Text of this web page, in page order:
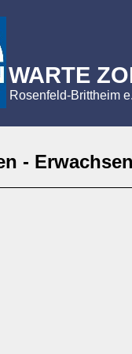
WARTE
Rosenfeld-Brittheim
-